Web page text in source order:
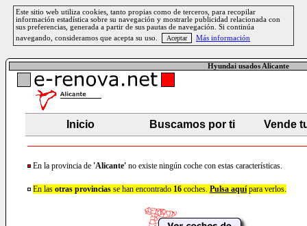
Este sitio web utiliza cookies, tanto propias como de terceros, para recopilar
información estadística sobre su navegación y mostrarle publicidad relacionada con
sus preferencias, generada a partir de sus pautas de navegación. Si continúa
navegando, consideramos que acepta su uso.
Más información
Hyundai usados Alicante
Inicio Buscamos por ti Vende
En la provincia de 'Alicante' no existe ningún coche con estas características.
En las otras provincias se han encontrado 16 coches. Pulsa aquípara verlos.